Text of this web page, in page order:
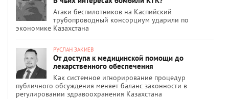
Атаки беспилотников на Каспийский
трубопроводный консорциум ударили по
экономике Казахстана
РУСЛАН ЗАКИЕВ
От доступа к медицинской помощи до
лекарственного обеспечения
Как системное игнорирование процедур
публичного обсуждения меняет баланс законности в
регулировании здравоохранения Казахстана